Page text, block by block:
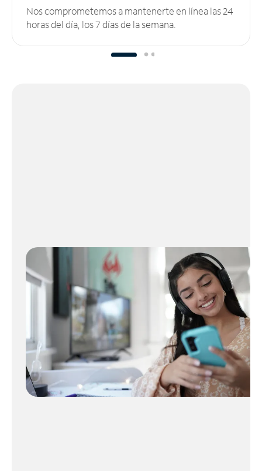
Nos comprometemos a mantenerte en línea las 24
horas del día, los 7 días de la semana.